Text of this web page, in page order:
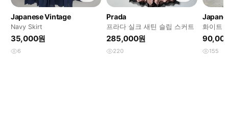
Japanese Vintage
Navy Skirt
35,000원
6
Prada
프라다 실크 새틴 슬립 스커트
285,000원
220
화이트
세트
155